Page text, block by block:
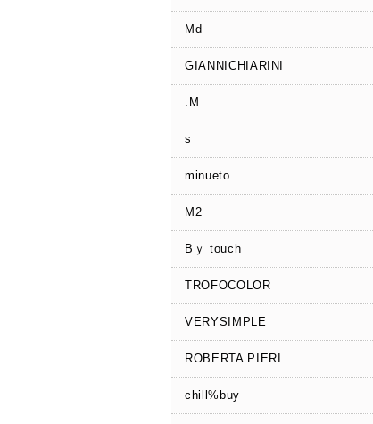
Md
GIANNICHIARINI
.M
s
minueto
M2
Bｙ touch
TROFOCOLOR
VERYSIMPLE
ROBERTA PIERI
chill%buy